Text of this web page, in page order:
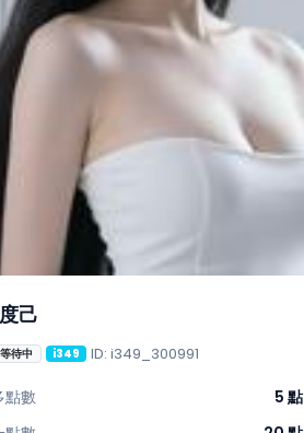
己
待中 i349 ID: i349_300991
點數
5 點